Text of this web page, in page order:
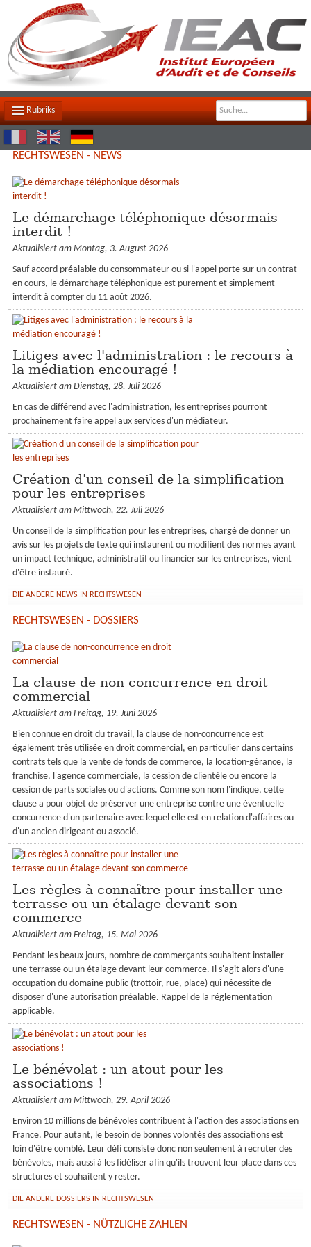
Rubriks
DIE KANZLEI
UNSERE AUFGABEN
KONTAKT
NEWSFEED
KUNDENBEREICH
RECHTSWESEN - NEWS
Le démarchage téléphonique désormais
interdit !
Aktualisiert am Montag, 3. August 2026
Sauf accord préalable du consommateur ou si l'appel porte sur un contrat
en cours, le démarchage téléphonique est purement et simplement
interdit à compter du 11 août 2026.
Litiges avec l'administration : le recours à
la médiation encouragé !
Aktualisiert am Dienstag, 28. Juli 2026
En cas de différend avec l'administration, les entreprises pourront
prochainement faire appel aux services d'un médiateur.
Création d'un conseil de la simplification
pour les entreprises
Aktualisiert am Mittwoch, 22. Juli 2026
Un conseil de la simplification pour les entreprises, chargé de donner un
avis sur les projets de texte qui instaurent ou modifient des normes ayant
un impact technique, administratif ou financier sur les entreprises, vient
d'être instauré.
DIE ANDERE NEWS IN RECHTSWESEN
RECHTSWESEN - DOSSIERS
La clause de non-concurrence en droit
commercial
Aktualisiert am Freitag, 19. Juni 2026
Bien connue en droit du travail, la clause de non-concurrence est
également très utilisée en droit commercial, en particulier dans certains
contrats tels que la vente de fonds de commerce, la location-gérance, la
franchise, l'agence commerciale, la cession de clientèle ou encore la
cession de parts sociales ou d'actions. Comme son nom l'indique, cette
clause a pour objet de préserver une entreprise contre une éventuelle
concurrence d'un partenaire avec lequel elle est en relation d'affaires ou
d'un ancien dirigeant ou associé.
Les règles à connaître pour installer une
terrasse ou un étalage devant son
commerce
Aktualisiert am Freitag, 15. Mai 2026
Pendant les beaux jours, nombre de commerçants souhaitent installer
une terrasse ou un étalage devant leur commerce. Il s'agit alors d'une
occupation du domaine public (trottoir, rue, place) qui nécessite de
disposer d'une autorisation préalable. Rappel de la réglementation
applicable.
Le bénévolat : un atout pour les
associations !
Aktualisiert am Mittwoch, 29. April 2026
Environ 10 millions de bénévoles contribuent à l'action des associations en
France. Pour autant, le besoin de bonnes volontés des associations est
loin d'être comblé. Leur défi consiste donc non seulement à recruter des
bénévoles, mais aussi à les fidéliser afin qu'ils trouvent leur place dans ces
structures et souhaitent y rester.
DIE ANDERE DOSSIERS IN RECHTSWESEN
RECHTSWESEN - NÜTZLICHE ZAHLEN